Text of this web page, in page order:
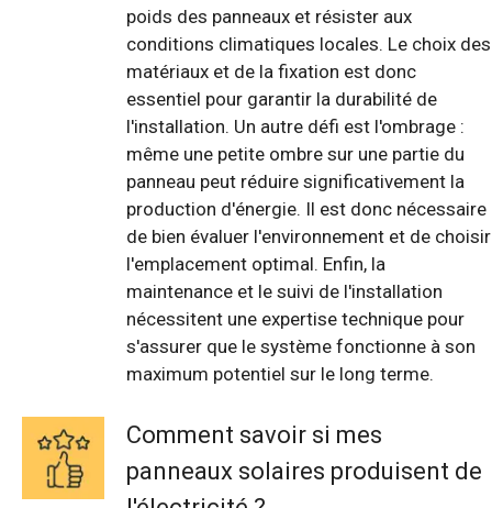
poids des panneaux et résister aux
conditions climatiques locales. Le choix des
matériaux et de la fixation est donc
essentiel pour garantir la durabilité de
l'installation. Un autre défi est l'ombrage :
même une petite ombre sur une partie du
panneau peut réduire significativement la
production d'énergie. Il est donc nécessaire
de bien évaluer l'environnement et de choisir
l'emplacement optimal. Enfin, la
maintenance et le suivi de l'installation
nécessitent une expertise technique pour
s'assurer que le système fonctionne à son
maximum potentiel sur le long terme.
Comment savoir si mes
panneaux solaires produisent de